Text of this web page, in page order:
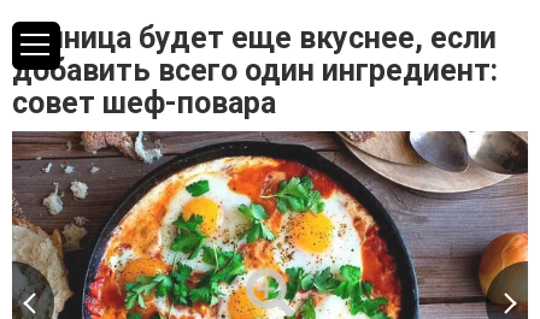
Яичница будет еще вкуснее, если
добавить всего один ингредиент:
совет шеф-повара